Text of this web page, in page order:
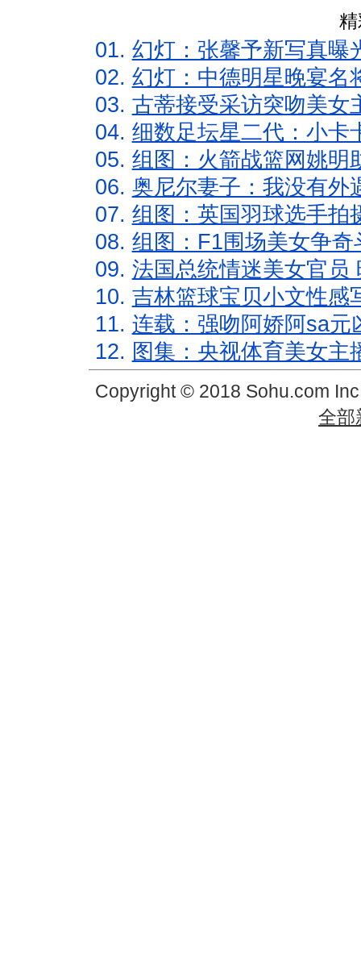
01. 幻灯：张馨予新写真曝
02. 幻灯：中德明星晚宴名
03. 古蒂接受采访突吻美女
04. 细数足坛星二代：小卡
05. 组图：火箭战篮网姚明
06. 奥尼尔妻子：我没有外
07. 组图：英国羽球选手拍
08. 组图：F1围场美女争
09. 法国总统情迷美女官员
10. 吉林篮球宝贝小文性感
11. 连载：强吻阿娇阿sa元
12. 图集：央视体育美女主
Copyright © 2018 Sohu.com
全部